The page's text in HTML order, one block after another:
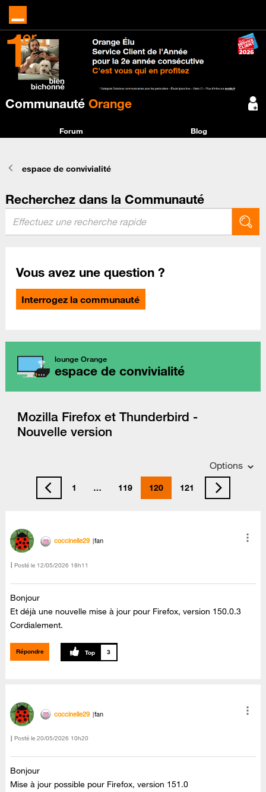
Communauté Orange
Forum Blog
espace de convivialité
Recherchez dans la Communauté
Vous avez une question ?
Interrogez la communauté
lounge Orange
espace de convivialité
Mozilla Firefox et Thunderbird -
Nouvelle version
Options
1 … 119 120 121
coccinelle29 fan
Posté le ‎12/05/2026 18h11
Bonjour
Et déjà une nouvelle mise à jour pour Firefox, version 150.0.3
Cordialement.
Répondre 3
coccinelle29 fan
Posté le ‎20/05/2026 10h20
Bonjour
Mise à jour possible pour Firefox, version 151.0